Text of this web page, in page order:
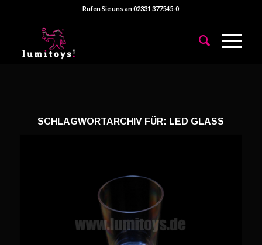
Rufen Sie uns an 02331 377545-0
SCHLAGWORTARCHIV FÜR: LED GLASS